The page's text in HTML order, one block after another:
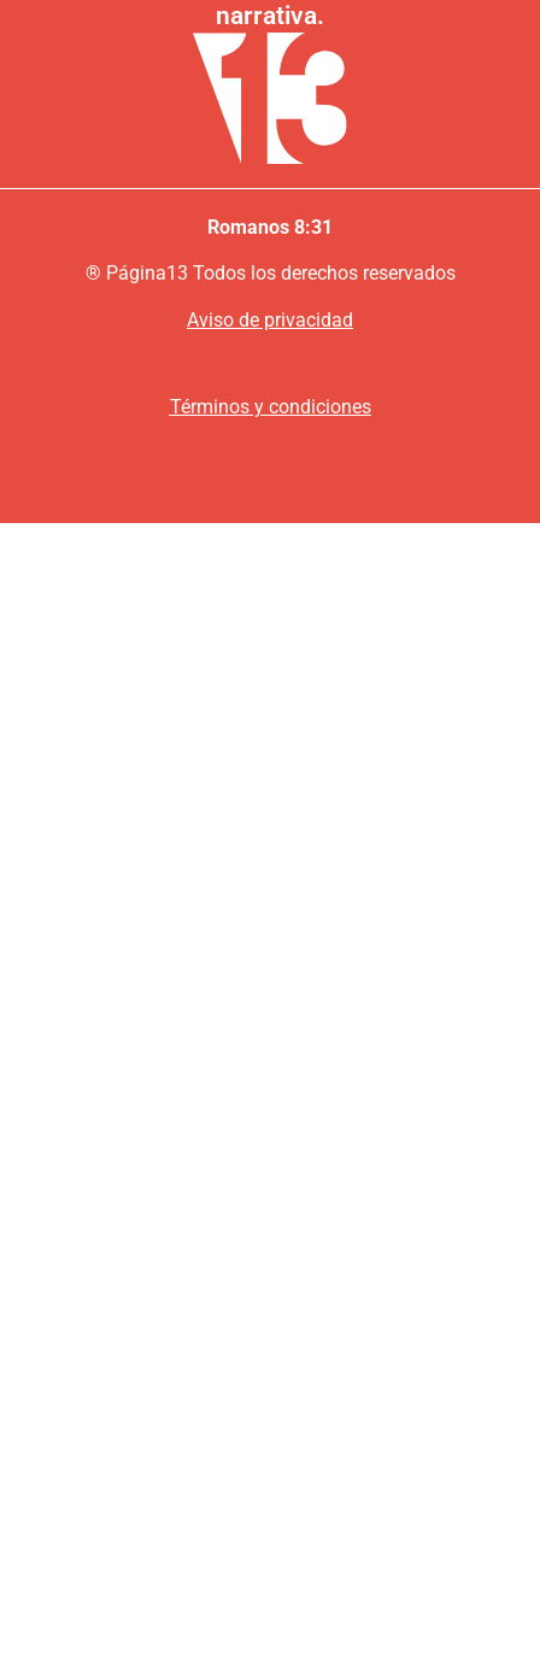
narrativa.
Romanos 8:31
® Página13 Todos los derechos reservados
Aviso de privacidad
Términos y condiciones